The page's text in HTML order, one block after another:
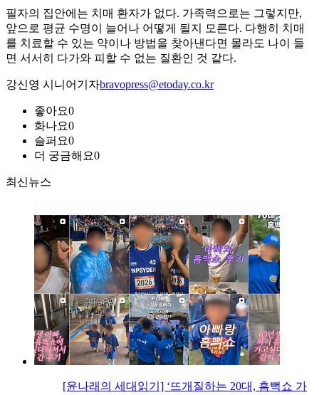
필자의 집안에는 치매 환자가 없다. 가족력으로는 그렇지만,
앞으로 평균 수명이 늘어나 어떻게 될지 모른다. 다행히 치매
를 치료할 수 있는 약이나 방법을 찾아낸다면 몰라도 나이 들
면 서서히 다가와 피할 수 없는 질환인 것 같다.
강신영 시니어기자bravopress@etoday.co.kr
좋아요0
화나요0
슬퍼요0
더 궁금해요0
최신뉴스
[윤나래의 세대읽기] ‘뜨개질하는 20대, 흠뻑쇼 가